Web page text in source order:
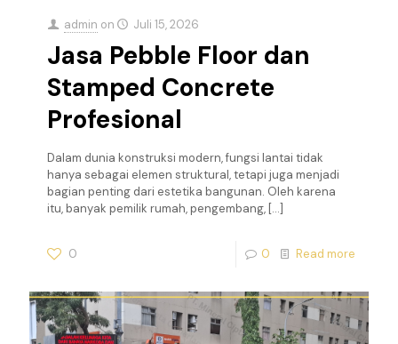
admin on Juli 15, 2026
Jasa Pebble Floor dan
Stamped Concrete
Profesional
Dalam dunia konstruksi modern, fungsi lantai tidak
hanya sebagai elemen struktural, tetapi juga menjadi
bagian penting dari estetika bangunan. Oleh karena
itu, banyak pemilik rumah, pengembang, […]
0 0 Read more